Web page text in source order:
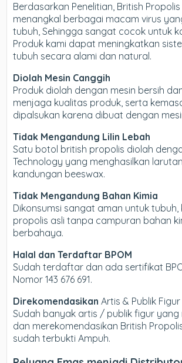
Berdasarkan Penelitian, British
menangkal berbagai macam virus
tubuh, Sehingga sangat cocok untuk
Produk kami dapat meningkatkan
tubuh secara alami dan natural.
Diolah Mesin Canggih
Produk diolah dengan mesin bersih
menjaga kualitas produk, serta
dipalsukan karena dibuat dengan
Tidak Mengandung Lilin Lebah
Satu botol british propolis diolah
Technology yang menghasilkan
kandungan beeswax.
Tidak Mengandung Bahan Kimia
Dikonsumsi sangat aman untuk tubuh,
propolis asli tanpa campuran bahan
berbahaya.
Halal dan Terdaftar BPOM
Sudah terdaftar dan ada sertifikat
Nomor 143 676 691.
Direkomendasikan Artis & Publik Figur
Sudah banyak artis / publik figur yang
dan merekomendasikan British
sudah terbukti Ampuh.